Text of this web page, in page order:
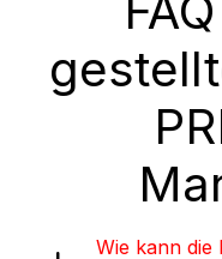
Wie kann die